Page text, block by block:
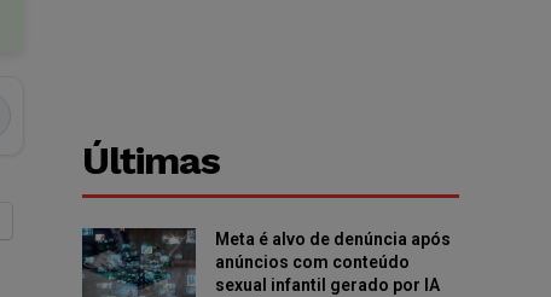
Últimas
Meta é alvo de denúncia após
anúncios com conteúdo
sexual infantil gerado por IA